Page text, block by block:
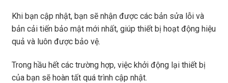
Khi bạn cập nhật, bạn sẽ nhận được các bản sửa lỗi và
bản cải tiến bảo mật mới nhất, giúp thiết bị hoạt động hiệu
quả và luôn được bảo vệ.
Trong hầu hết các trường hợp, việc khởi động lại thiết bị
của bạn sẽ hoàn tất quá trình cập nhật.